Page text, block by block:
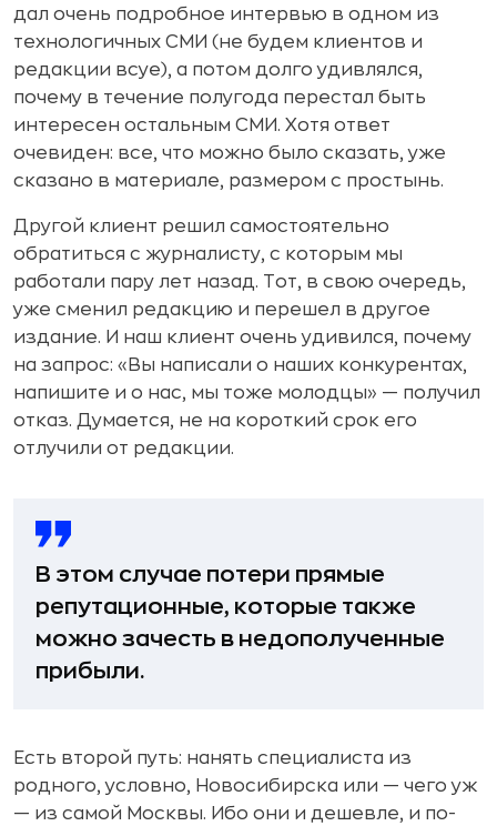
дал очень подробное интервью в одном из
технологичных СМИ (не будем клиентов и
редакции всуе), а потом долго удивлялся,
почему в течение полугода перестал быть
интересен остальным СМИ. Хотя ответ
очевиден: все, что можно было сказать, уже
сказано в материале, размером с простынь.
Другой клиент решил самостоятельно
обратиться с журналисту, с которым мы
работали пару лет назад. Тот, в свою очередь,
уже сменил редакцию и перешел в другое
издание. И наш клиент очень удивился, почему
на запрос: «Вы написали о наших конкурентах,
напишите и о нас, мы тоже молодцы» — получил
отказ. Думается, не на короткий срок его
отлучили от редакции.
В этом случае потери прямые
репутационные, которые также
можно зачесть в недополученные
прибыли.
Есть второй путь: нанять специалиста из
родного, условно, Новосибирска или — чего уж
— из самой Москвы. Ибо они и дешевле, и по-